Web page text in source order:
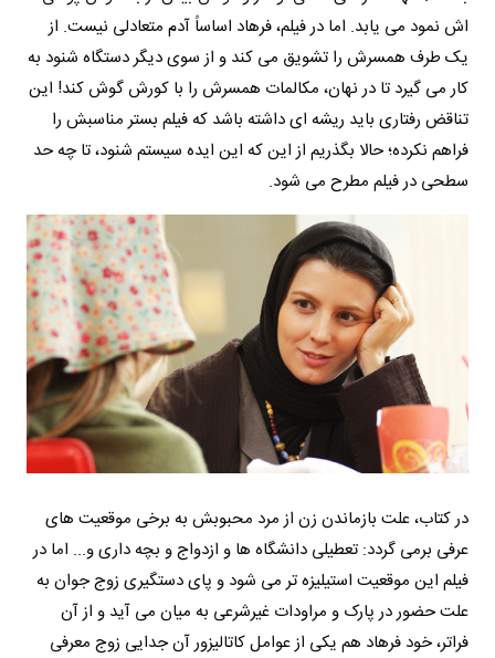
اش نمود می یابد. اما در فیلم، فرهاد اساساً آدم متعادلی نیست. از
یک طرف همسرش را تشویق می کند و از سوی دیگر دستگاه شنود به
کار می گیرد تا در نهان، مکالمات همسرش را با کورش گوش کند! این
تناقض رفتاری باید ریشه ای داشته باشد که فیلم بستر مناسبش را
فراهم نکرده؛ حالا بگذریم از این که این ایده سیستم شنود، تا چه حد
سطحی در فیلم مطرح می شود.
در کتاب، علت بازماندن زن از مرد محبوبش به برخی موقعیت های
عرفی برمی گردد: تعطیلی دانشگاه ها و ازدواج و بچه داری و... اما در
فیلم این موقعیت استیلیزه تر می شود و پای دستگیری زوج جوان به
علت حضور در پارک و مراودات غیرشرعی به میان می آید و از آن
فراتر، خود فرهاد هم یکی از عوامل کاتالیزور آن جدایی زوج معرفی